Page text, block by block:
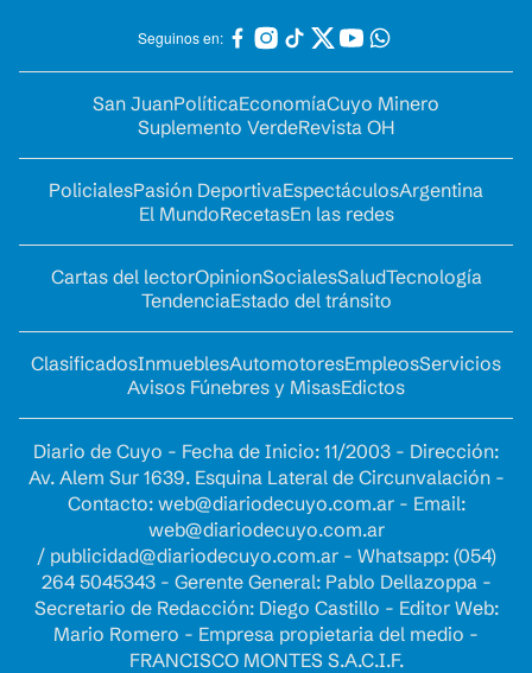
Seguinos en:
San JuanPolíticaEconomíaCuyo Minero
Suplemento VerdeRevista OH
PolicialesPasión DeportivaEspectáculosArgentina
El MundoRecetasEn las redes
Cartas del lectorOpinionSocialesSaludTecnología
TendenciaEstado del tránsito
ClasificadosInmueblesAutomotoresEmpleosServicios
Avisos Fúnebres y MisasEdictos
Diario de Cuyo - Fecha de Inicio: 11/2003 - Dirección:
Av. Alem Sur 1639. Esquina Lateral de Circunvalación -
Contacto: web@diariodecuyo.com.ar- Email:
web@diariodecuyo.com.ar
/ publicidad@diariodecuyo.com.ar- Whatsapp: (054)
264 5045343 - Gerente General: Pablo Dellazoppa -
Secretario de Redacción: Diego Castillo - Editor Web:
Mario Romero - Empresa propietaria del medio -
FRANCISCO MONTES S.A.C.I.F.